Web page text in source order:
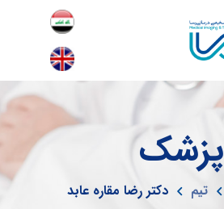
پزشک
تیم دکتر رضا مقاره عابد